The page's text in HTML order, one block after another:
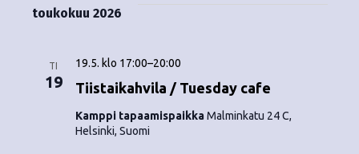
i
toukokuu 2026
TI
19 Tiistaikahvila / Tuesday cafe
19.5. klo 17:00–20:00
Kamppi tapaamispaikkaMalminkatu 24 C,
Helsinki, Suomi